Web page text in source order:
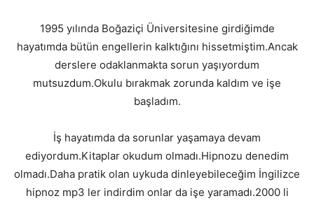
1995 yılında Boğaziçi Üniversitesine girdiğimde
hayatımda bütün engellerin kalktığını hissetmiştim.Ancak
derslere odaklanmakta sorun yaşıyordum
mutsuzdum.Okulu bırakmak zorunda kaldım ve işe
başladım.
İş hayatımda da sorunlar yaşamaya devam
ediyordum.Kitaplar okudum olmadı.Hipnozu denedim
olmadı.Daha pratik olan uykuda dinleyebileceğim İngilizce
hipnoz mp3 ler indirdim onlar da işe yaramadı.2000 li